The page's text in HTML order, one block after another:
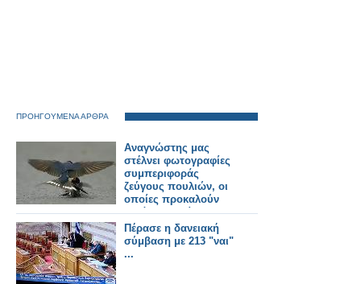
ΠΡΟΗΓΟΥΜΕΝΑ ΑΡΘΡΑ
Αναγνώστης μας
στέλνει φωτογραφίες
συμπεριφοράς
ζεύγους πουλιών, οι
οποίες προκαλούν
μεγάλη συγκίνηση!
Πέρασε η δανειακή
σύμβαση με 213 "ναι"
...